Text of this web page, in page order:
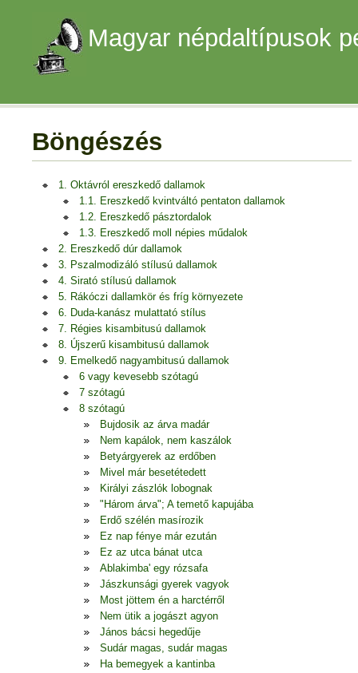
Magyar népdaltípusok
Böngészés
1. Oktávról ereszkedő dallamok
1.1. Ereszkedő kvintváltó pentaton dallamok
1.2. Ereszkedő pásztordalok
1.3. Ereszkedő moll népies műdalok
2. Ereszkedő dúr dallamok
3. Pszalmodizáló stílusú dallamok
4. Sirató stílusú dallamok
5. Rákóczi dallamkör és fríg környezete
6. Duda-kanász mulattató stílus
7. Régies kisambitusú dallamok
8. Újszerű kisambitusú dallamok
9. Emelkedő nagyambitusú dallamok
6 vagy kevesebb szótagú
7 szótagú
8 szótagú
Bujdosik az árva madár
Nem kapálok, nem kaszálok
Betyárgyerek az erdőben
Mivel már besetétedett
Királyi zászlók lobognak
"Három árva"; A temető kapujába
Erdő szélén masírozik
Ez nap fénye már ezután
Ez az utca bánat utca
Ablakimba' egy rózsafa
Jászkunsági gyerek vagyok
Most jöttem én a harctérről
Nem ütik a jogászt agyon
János bácsi hegedűje
Sudár magas, sudár magas
Ha bemegyek a kantinba